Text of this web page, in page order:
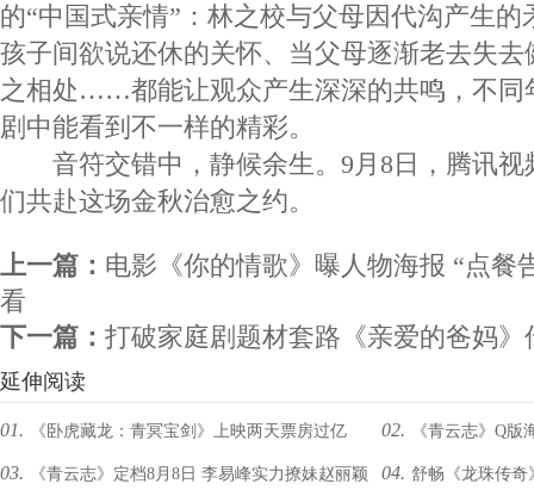
的“中国式亲情”：林之校与父母因代沟产生
孩子间欲说还休的关怀、当父母逐渐老去失
之相处……都能让观众产生深深的共鸣，不同
剧中能看到不一样的精彩。
音符交错中，静候余生。9月8日，腾讯视
们共赴这场金秋治愈之约。
上一篇： 电影《你的情歌》曝人物海报 “点餐
看
下一篇： 打破家庭剧题材套路《亲爱的爸妈
延伸阅读
01. 《卧虎藏龙：青冥宝剑》上映两天票房过亿 02. 《青云志》Q
03. 《青云志》定档8月8日 李易峰实力撩妹赵丽颖 04. 舒畅《龙珠传奇